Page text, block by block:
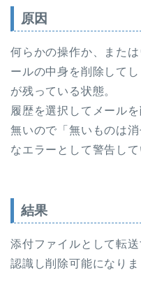
原因
何らかの操作か、また
ールの中身を削除して
が残っている状態。
履歴を選択してメール
無いので「無いものは
なエラーとして警告して
結果
添付ファイルとして転
認識し削除可能になりま